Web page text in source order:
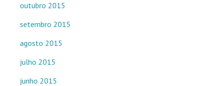
outubro 2015
setembro 2015
agosto 2015
julho 2015
junho 2015